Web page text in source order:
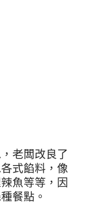
老闆改良了
式餡料，像
魚等等，因
餐點。